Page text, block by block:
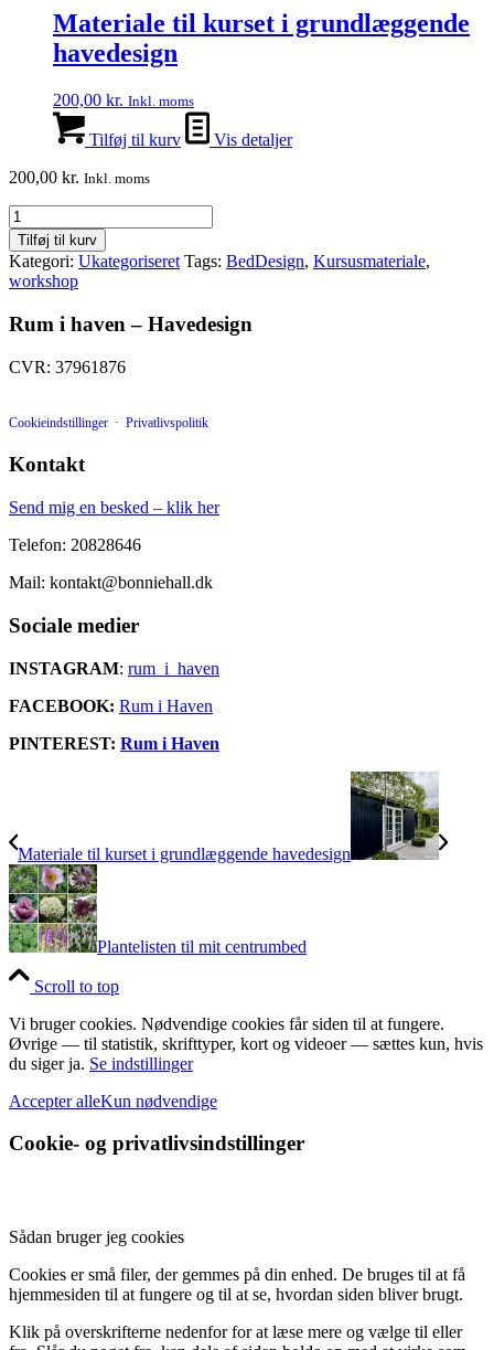
Materiale til kurset i grundlæggende
havedesign
200,00 kr. Inkl. moms
Tilføj til kurv
Vis detaljer
200,00 kr. Inkl. moms
Materiale
til
workshoppen
i
bed-
design
antal
Tilføj til kurv
Kategori: Ukategoriseret Tags: BedDesign, Kursusmateriale,
workshop
Rum i haven – Havedesign
CVR: 37961876
Cookieindstillinger · Privatlivspolitik
Kontakt
Send mig en besked – klik her
Telefon: 20828646
Mail: kontakt@bonniehall.dk
Sociale medier
INSTAGRAM: rum_i_haven
FACEBOOK: Rum i Haven
PINTEREST: Rum i Haven
Materiale til kurset i grundlæggende havedesign
Plantelisten til mit centrumbed
Scroll to top
Vi bruger cookies. Nødvendige cookies får siden til at fungere.
Øvrige — til statistik, skrifttyper, kort og videoer — sættes kun, hvis
du siger ja. Se indstillinger
Accepter alleKun nødvendige
Cookie- og privatlivsindstillinger
Sådan bruger jeg cookies
Cookies er små filer, der gemmes på din enhed. De bruges til at få
hjemmesiden til at fungere og til at se, hvordan siden bliver brugt.
Klik på overskrifterne nedenfor for at læse mere og vælge til eller